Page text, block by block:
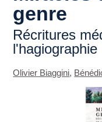
genre
Récritures
l'hagiographie
Olivier Biaggini,